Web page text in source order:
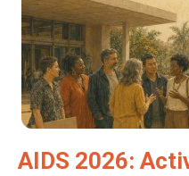
AIDS 2026: